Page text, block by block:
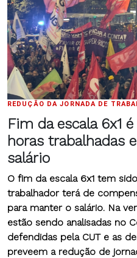
REDUÇÃO DA JORNADA DE
Fim da escala 6x1
horas trabalhadas
salário
O fim da escala 6x1 tem
trabalhador terá de
para manter o salário. Na
estão sendo analisadas no
defendidas pela CUT e as
preveem a redução de